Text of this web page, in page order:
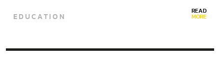
EDUCATION READ
MORE